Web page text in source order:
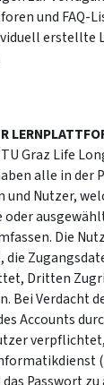
und FAQ-
erstellte
Graz Life
alle in der
und Nutzer,
oder
Die
Dritten
Bei Verdacht
Accounts